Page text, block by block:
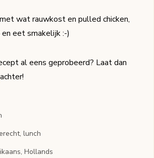
wat rauwkost en pulled chicken,
eet smakelijk :-)
al eens geprobeerd? Laat dan
achter!
lunch
Hollands